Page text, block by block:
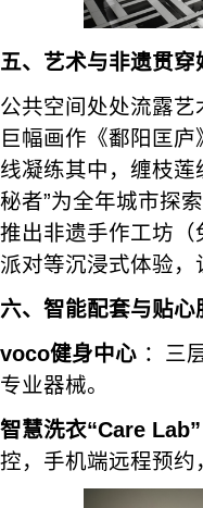
五、艺术与非遗贯
公共空间处处流露
巨幅画作《鄱阳匡
线凝练其中，缠枝莲
秘者”为全年城市探
推出非遗手作工坊
派对等沉浸式体验
六、智能配套与贴
voco健身中心 ：三
专业器械。
智慧洗衣“Care Lab”
控，手机端远程预约